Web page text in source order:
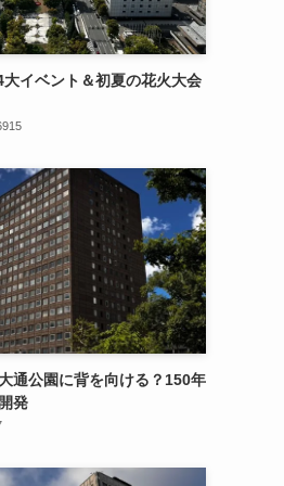
イベント＆初夏の花火大会
通公園に背を向ける？150年
発